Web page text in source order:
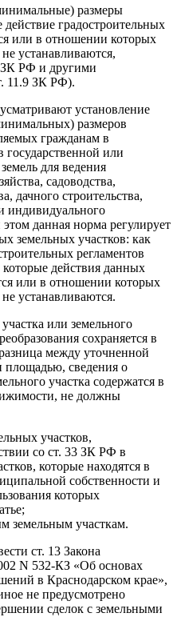
размеры
градостроительных
или в отношении которых
устанавливаются,
ЗК РФ и другими
11.9 ЗК РФ).
установление
размеров
гражданам в
государственной или
для ведения
садоводства,
дачного строительства,
индивидуального
данная норма регулирует
земельных участков: как
регламентов
которые действия данных
или в отношении которых
устанавливаются.
или земельного
сохраняется в
между уточненной
площадью, сведения о
участка содержатся в
не должны
участков,
со ст. 33 ЗК РФ в
которые находятся в
собственности и
которых
земельным участкам.
ст. 13 Закона
N 532-КЗ «Об основах
в Краснодарском крае»,
не предусмотрено
сделок с земельными